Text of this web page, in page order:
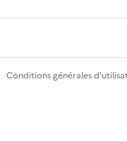
Conditions générales